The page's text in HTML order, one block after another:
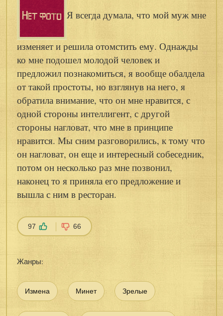
Я всегда думала, что мой муж мне
изменяет и решила отомстить ему. Однажды
ко мне подошел молодой человек и
предложил познакомиться, я вообще обалдела
от такой простоты, но взглянув на него, я
обратила внимание, что он мне нравится, с
одной стороны интеллигент, с другой
стороны нагловат, что мне в принципе
нравится. Мы сним разговорились, к тому что
он нагловат, он еще и интересный собеседник,
потом он несколько раз мне позвонил,
наконец то я приняла его предложение и
вышла с ним в ресторан.
97 66
Жанры:
Измена Минет Зрелые